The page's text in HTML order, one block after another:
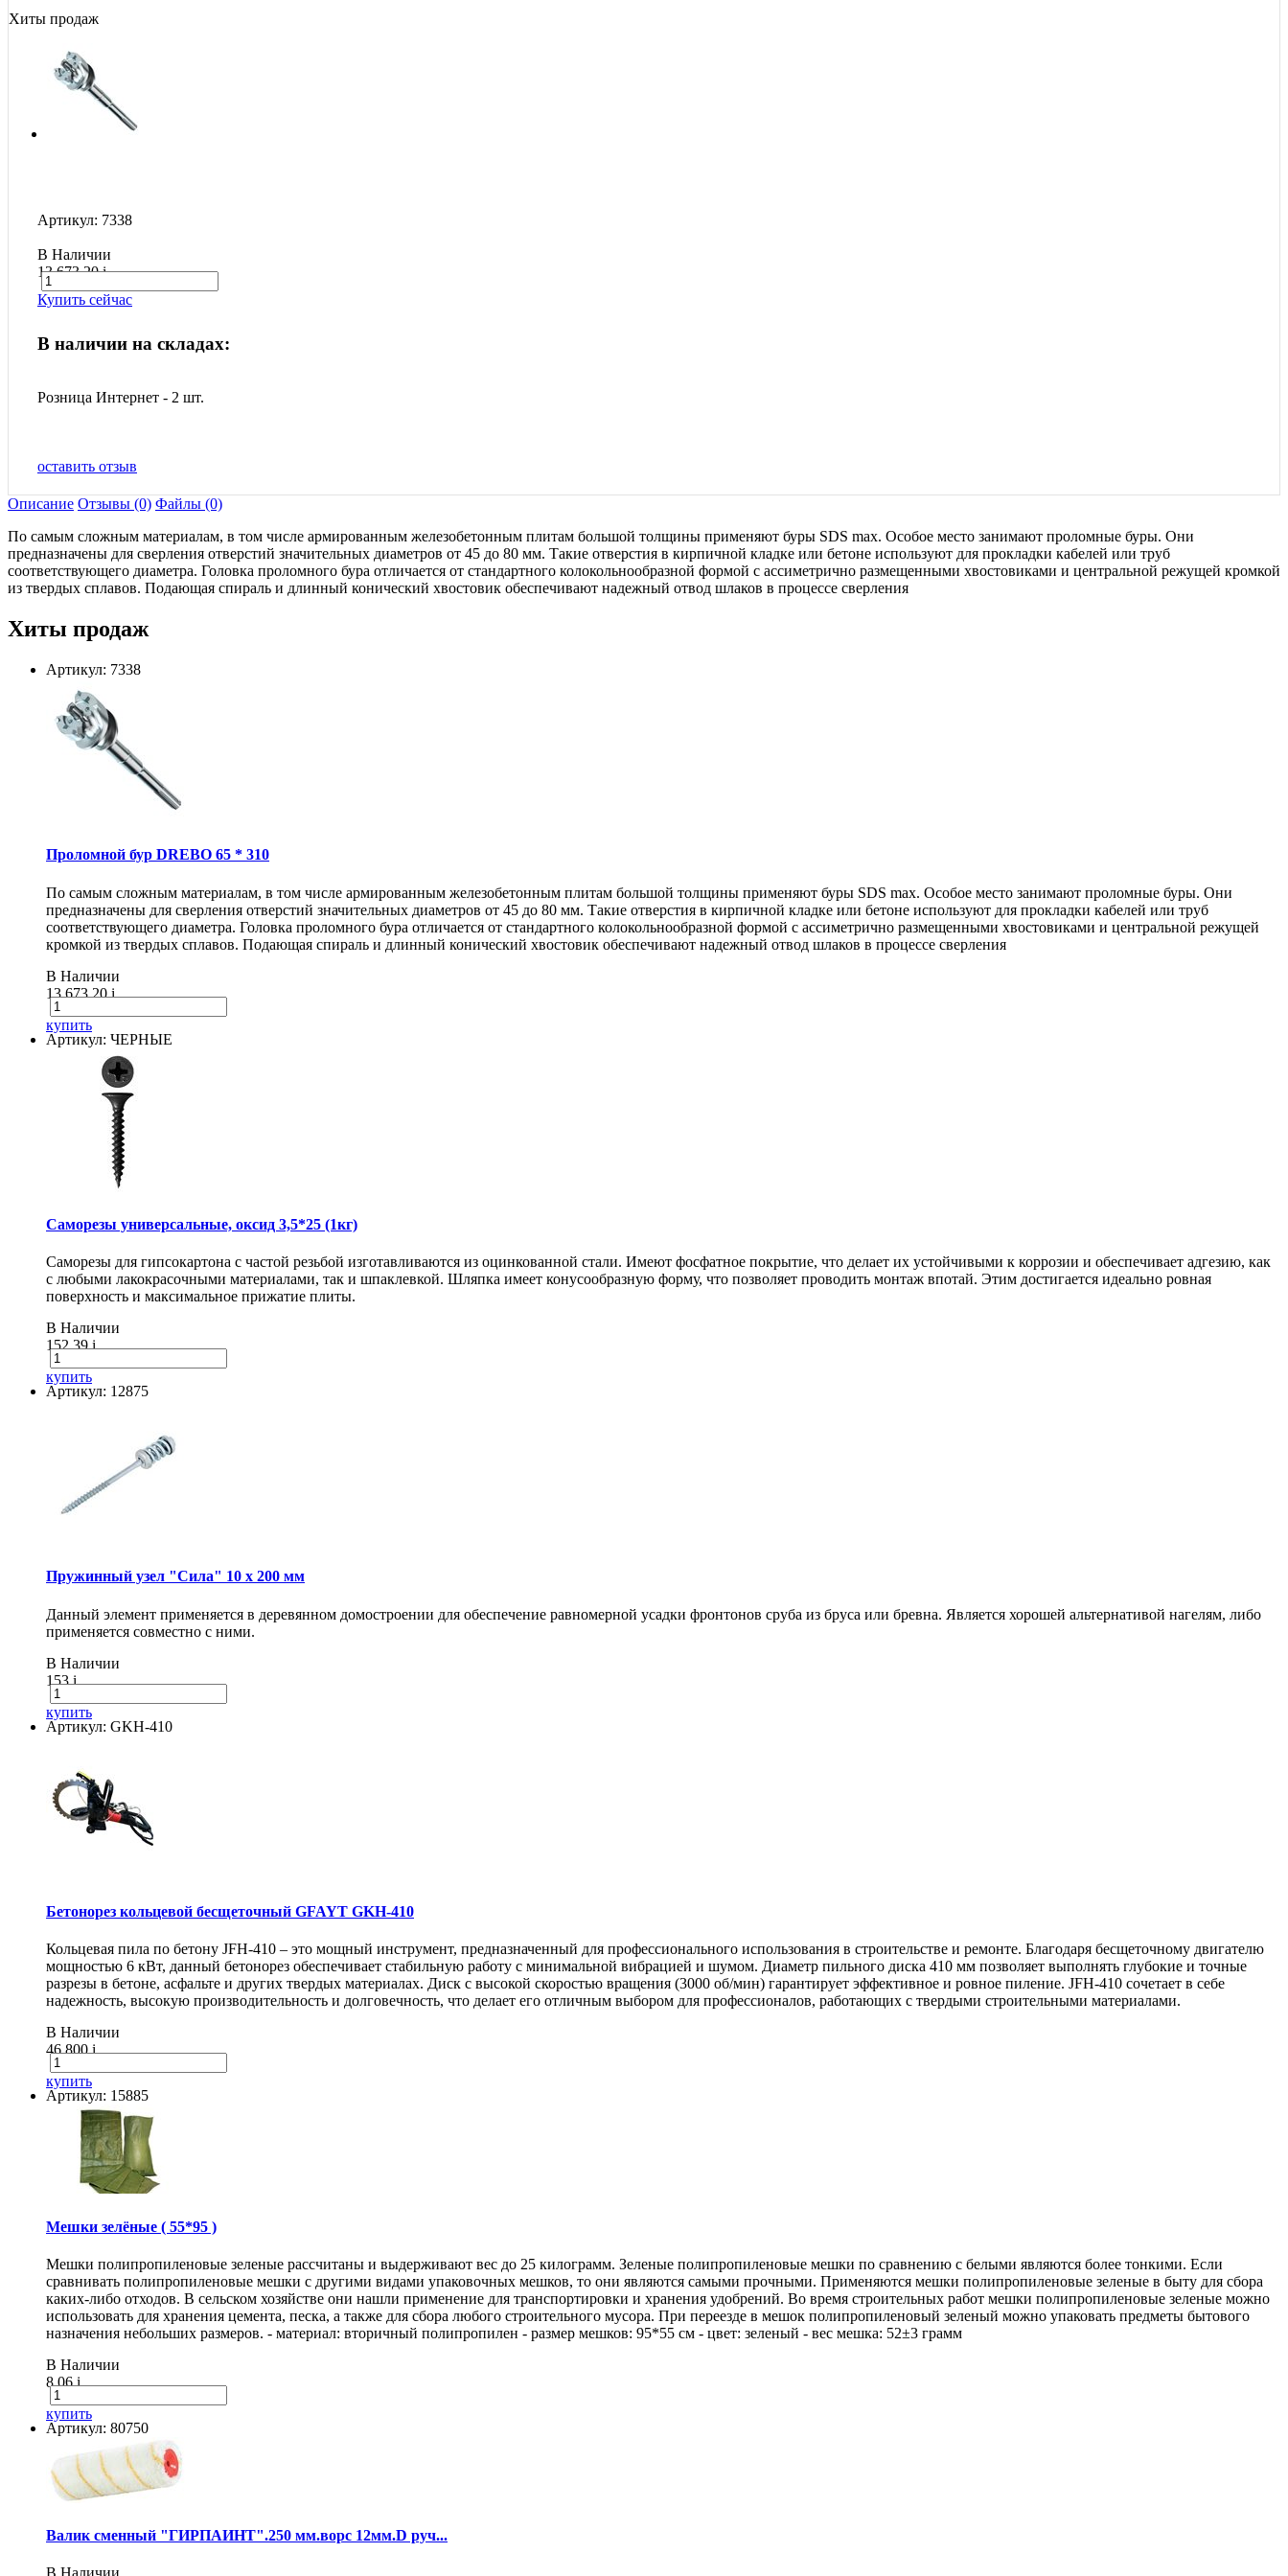
Хиты продаж
Артикул: 7338
В Наличии
13 673.20i
Купить сейчас
В наличии на складах:
Розница Интернет - 2 шт.
оставить отзыв
Описание Отзывы (0) Файлы (0)
По самым сложным материалам, в том числе армированным железобетонным плитам большой толщины применяют буры SDS max. Особое место занимают проломные буры. Они
предназначены для сверления отверстий значительных диаметров от 45 до 80 мм. Такие отверстия в кирпичной кладке или бетоне используют для прокладки кабелей или труб
соответствующего диаметра. Головка проломного бура отличается от стандартного колокольнообразной формой с ассиметрично размещенными хвостовиками и центральной режущей кромкой
из твердых сплавов. Подающая спираль и длинный конический хвостовик обеспечивают надежный отвод шлаков в процессе сверления
Хиты продаж
Артикул: 7338
Проломной бур DREBO 65 * 310
По самым сложным материалам, в том числе армированным железобетонным плитам большой толщины применяют буры SDS max. Особое место занимают проломные буры. Они
предназначены для сверления отверстий значительных диаметров от 45 до 80 мм. Такие отверстия в кирпичной кладке или бетоне используют для прокладки кабелей или труб
соответствующего диаметра. Головка проломного бура отличается от стандартного колокольнообразной формой с ассиметрично размещенными хвостовиками и центральной режущей
кромкой из твердых сплавов. Подающая спираль и длинный конический хвостовик обеспечивают надежный отвод шлаков в процессе сверления
В Наличии
13 673.20i
купить
Артикул: ЧЕРНЫЕ
Саморезы универсальные, оксид 3,5*25 (1кг)
Саморезы для гипсокартона с частой резьбой изготавливаются из оцинкованной стали. Имеют фосфатное покрытие, что делает их устойчивыми к коррозии и обеспечивает адгезию, как
с любыми лакокрасочными материалами, так и шпаклевкой. Шляпка имеет конусообразную форму, что позволяет проводить монтаж впотай. Этим достигается идеально ровная
поверхность и максимальное прижатие плиты.
В Наличии
152.39i
купить
Артикул: 12875
Пружинный узел "Сила" 10 x 200 мм
Данный элемент применяется в деревянном домостроении для обеспечение равномерной усадки фронтонов сруба из бруса или бревна. Является хорошей альтернативой нагелям, либо
применяется совместно с ними.
В Наличии
153i
купить
Артикул: GKH-410
Бетонорез кольцевой бесщеточный GFAYT GKH-410
Кольцевая пила по бетону JFH-410 – это мощный инструмент, предназначенный для профессионального использования в строительстве и ремонте. Благодаря бесщеточному двигателю
мощностью 6 кВт, данный бетонорез обеспечивает стабильную работу с минимальной вибрацией и шумом. Диаметр пильного диска 410 мм позволяет выполнять глубокие и точные
разрезы в бетоне, асфальте и других твердых материалах. Диск с высокой скоростью вращения (3000 об/мин) гарантирует эффективное и ровное пиление. JFH-410 сочетает в себе
надежность, высокую производительность и долговечность, что делает его отличным выбором для профессионалов, работающих с твердыми строительными материалами.
В Наличии
46 800i
купить
Артикул: 15885
Мешки зелёные ( 55*95 )
Мешки полипропиленовые зеленые рассчитаны и выдерживают вес до 25 килограмм. Зеленые полипропиленовые мешки по сравнению с белыми являются более тонкими. Если
сравнивать полипропиленовые мешки с другими видами упаковочных мешков, то они являются самыми прочными. Применяются мешки полипропиленовые зеленые в быту для сбора
каких-либо отходов. В сельском хозяйстве они нашли применение для транспортировки и хранения удобрений. Во время строительных работ мешки полипропиленовые зеленые можно
использовать для хранения цемента, песка, а также для сбора любого строительного мусора. При переезде в мешок полипропиленовый зеленый можно упаковать предметы бытового
назначения небольших размеров. - материал: вторичный полипропилен - размер мешков: 95*55 см - цвет: зеленый - вес мешка: 52±3 грамм
В Наличии
8.06i
купить
Артикул: 80750
Валик сменный "ГИРПАИНТ".250 мм.ворс 12мм.D руч...